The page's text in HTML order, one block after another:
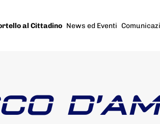
al Cittadino News ed Eventi